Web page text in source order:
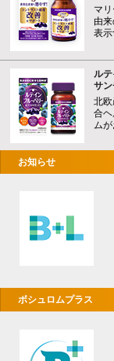
マ
由
表示
ル
サン
北
合
ム
お知らせ
ボシュロムプラス